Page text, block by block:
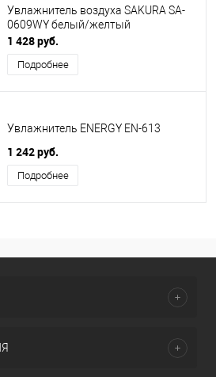
Увлажнитель воздуха SAKURA SA-
0609WY белый/желтый
1 428 руб.
Подробнее
Увлажнитель ENERGY EN-613
1 242 руб.
Подробнее